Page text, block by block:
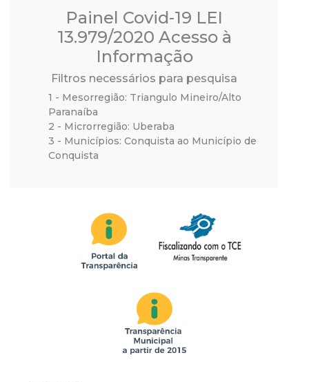
Painel Covid-19 LEI
13.979/2020 Acesso à
Informação
Filtros necessários para pesquisa
1 - Mesorregião: Triangulo Mineiro/Alto
Paranaíba
2 - Microrregião: Uberaba
3 - Municípios: Conquista ao Município de
Conquista